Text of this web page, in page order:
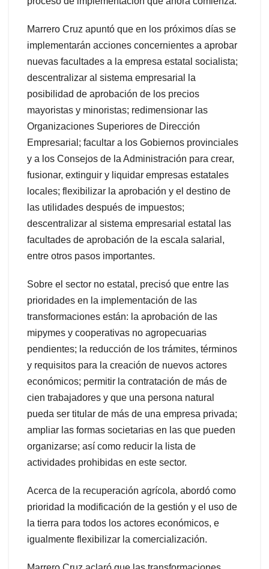
Marrero Cruz apuntó que en los próximos días se
implementarán acciones concernientes a aprobar
nuevas facultades a la empresa estatal socialista;
descentralizar al sistema empresarial la
posibilidad de aprobación de los precios
mayoristas y minoristas; redimensionar las
Organizaciones Superiores de Dirección
Empresarial; facultar a los Gobiernos provinciales
y a los Consejos de la Administración para crear,
fusionar, extinguir y liquidar empresas estatales
locales; flexibilizar la aprobación y el destino de
las utilidades después de impuestos;
descentralizar al sistema empresarial estatal las
facultades de aprobación de la escala salarial,
entre otros pasos importantes.
Sobre el sector no estatal, precisó que entre las
prioridades en la implementación de las
transformaciones están: la aprobación de las
mipymes y cooperativas no agropecuarias
pendientes; la reducción de los trámites, términos
y requisitos para la creación de nuevos actores
económicos; permitir la contratación de más de
cien trabajadores y que una persona natural
pueda ser titular de más de una empresa privada;
ampliar las formas societarias en las que pueden
organizarse; así como reducir la lista de
actividades prohibidas en este sector.
Acerca de la recuperación agrícola, abordó como
prioridad la modificación de la gestión y el uso de
la tierra para todos los actores económicos, e
igualmente flexibilizar la comercialización.